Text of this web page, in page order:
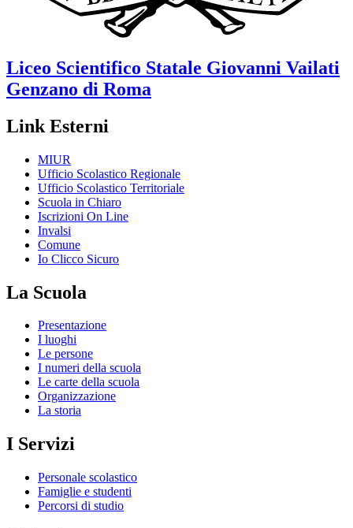
Liceo Scientifico Statale Giovanni Vailati
Genzano di Roma
Link Esterni
MIUR
Ufficio Scolastico Regionale
Ufficio Scolastico Territoriale
Scuola in Chiaro
Iscrizioni On Line
Invalsi
Comune
Io Clicco Sicuro
La Scuola
Presentazione
I luoghi
Le persone
I numeri della scuola
Le carte della scuola
Organizzazione
La storia
I Servizi
Personale scolastico
Famiglie e studenti
Percorsi di studio